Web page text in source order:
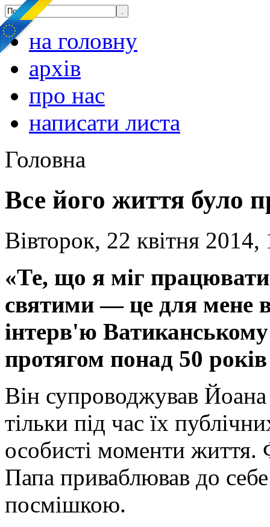
на головну
архів
про нас
написати листа
Головна
Все його життя було
Вівторок, 22 квітня 2014,
«Те, що я міг
святими — це для мене
інтерв'ю
протягом понад 50
Він супроводжував
тільки під час їх
особисті моменти
Папа приваблював до
посмішкою.